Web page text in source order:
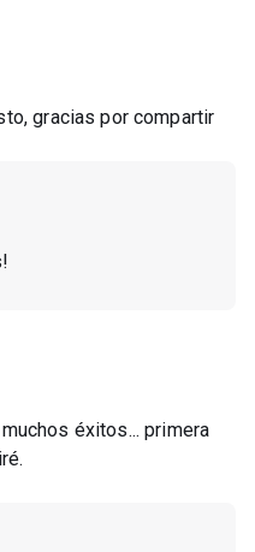
gracias por compartir
éxitos... primera